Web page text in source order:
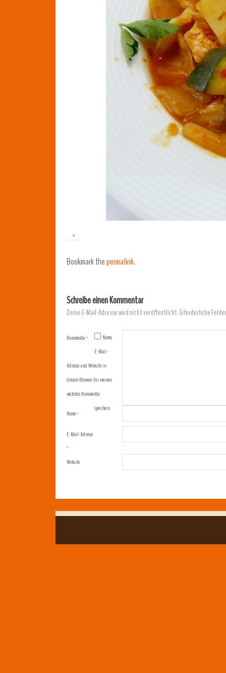
«
Bookmark thepermalink.
Schreibe einen Kommentar
Deine E-Mail-Adresse wird nicht veröffentlicht.Erforderliche
Kommentar*
Name*
E-Mail-Adresse
*
Website
Name,
E-Mail-
Adresse und Website in
diesem Browser für meinen
nächsten Kommentar
speichern.